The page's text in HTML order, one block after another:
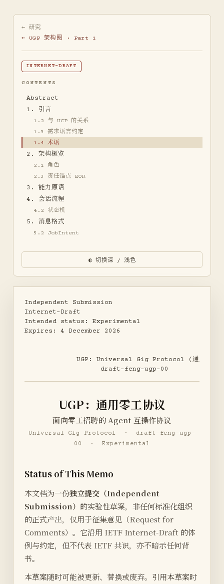
← 研究
← UGP 架构图 · Part 1
INTERNET-DRAFT
CONTENTS
Abstract
1. 引言
1.2 与 UCP 的关系
1.3 需求语言约定
1.4 术语
2. 架构概览
2.1 角色
2.3 责任锚点 EOR
3. 能力原语
4. 会话流程
4.2 状态机
5. 消息格式
5.2 JobIntent
6. 合规与劳动者保护
7. 安全性考量
8. 互操作性
8.1 UCP Profile 一致性
9. 注册表考量
10. 参考文献
◐ 切换深 / 浅色
Independent Submission
Internet-Draft
Intended status: Experimental
Expires: 4 December 2026
UGP: Universal Gig Protocol (通用零工
                   draft-feng-ugp-00
UGP：通用零工协议
面向零工招聘的 Agent 互操作协议
Universal Gig Protocol · draft-feng-ugp-
00 · Experimental
Status of This Memo
本文档为一份独立提交（Independent
Submission） 的实验性草案，非任何标准化组织
的正式产出，仅用于征集意见（Request for
Comments）。它沿用 IETF Internet-Draft 的体
例与约定，但不代表 IETF 共识，亦不暗示任何背
书。
本草案随时可能被更新、替换或废弃。引用本草案时